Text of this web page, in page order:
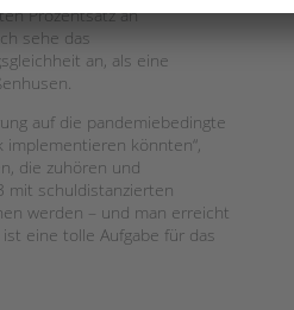
Prozentsatz an
sehe das
an, als eine
auf die pandemiebedingte
implementieren könnten“,
die zuhören und
mit schuldistanzierten
werden – und man erreicht
eine tolle Aufgabe für das